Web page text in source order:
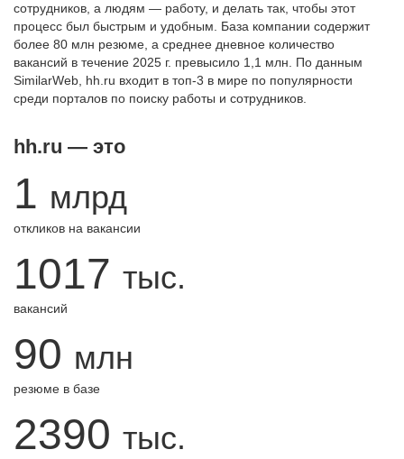
сотрудников, а людям — работу, и делать так, чтобы этот
процесс был быстрым и удобным. База компании содержит
более 80 млн резюме, а среднее дневное количество
вакансий в течение 2025 г. превысило 1,1 млн. По данным
SimilarWeb, hh.ru входит в топ-3 в мире по популярности
среди порталов по поиску работы и сотрудников.
hh.ru — это
1 млрд
откликов на вакансии
1017 тыс.
вакансий
90 млн
резюме в базе
2390 тыс.